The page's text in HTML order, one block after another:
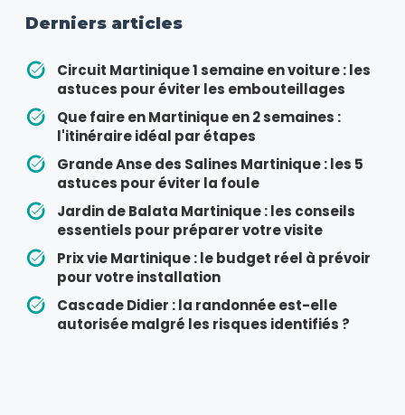
Derniers articles
Circuit Martinique 1 semaine en voiture : les
astuces pour éviter les embouteillages
Que faire en Martinique en 2 semaines :
l'itinéraire idéal par étapes
Grande Anse des Salines Martinique : les 5
astuces pour éviter la foule
Jardin de Balata Martinique : les conseils
essentiels pour préparer votre visite
Prix vie Martinique : le budget réel à prévoir
pour votre installation
Cascade Didier : la randonnée est-elle
autorisée malgré les risques identifiés ?